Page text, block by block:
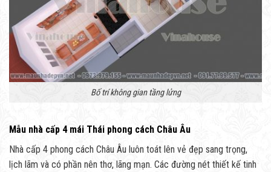
Bố trí không gian tầng lửng
Mẫu nhà cấp 4 mái Thái phong cách Châu Âu
Nhà cấp 4 phong cách Châu Âu luôn toát lên vẻ đẹp sang trọng,
lịch lãm và có phần nên thơ, lãng mạn. Các đường nét thiết kế tinh